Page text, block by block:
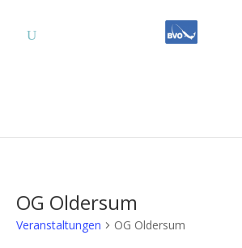
OG Oldersum
Veranstaltungen OG Oldersum